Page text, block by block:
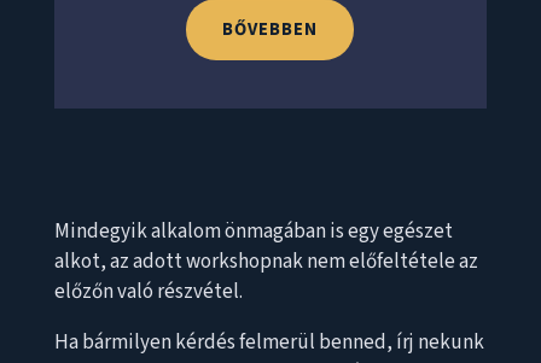
BŐVEBBEN
Mindegyik alkalom önmagában is egy egészet
alkot, az adott workshopnak nem előfeltétele az
előzőn való részvétel.
Ha bármilyen kérdés felmerül benned, írj nekunk